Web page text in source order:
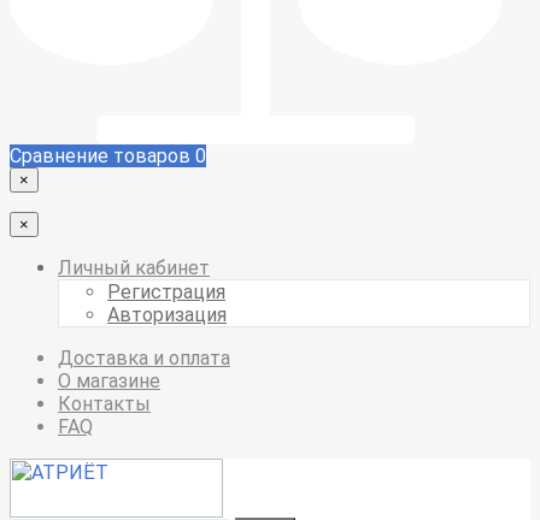
Сравнение товаров 0
×
×
Личный кабинет
Регистрация
Авторизация
Доставка и оплата
О магазине
Контакты
FAQ